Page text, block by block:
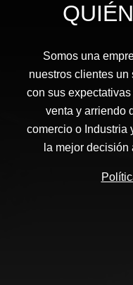
Somos una
nuestros clientes
con sus
venta y arriendo
comercio o Industria
la mejor